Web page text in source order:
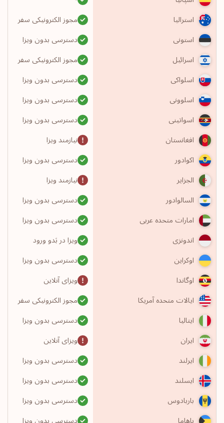
استرالیا
مجوز الکترونیکی سفر
استونی
دسترسی بدون ویزا
اسرائیل
مجوز الکترونیکی سفر
اسلواکی
دسترسی بدون ویزا
اسلوونی
دسترسی بدون ویزا
اسواتینی
دسترسی بدون ویزا
افغانستان
نیازمند ویزا
اکوادور
دسترسی بدون ویزا
الجزایر
نیازمند ویزا
السالوادور
دسترسی بدون ویزا
امارات متحده عربی
دسترسی بدون ویزا
اندونزی
ویزا در بَدو ورود
اوکراین
دسترسی بدون ویزا
اوگاندا
ویزای آنلاین
ایالات متحده آمریکا
مجوز الکترونیکی سفر
ایتالیا
دسترسی بدون ویزا
ایران
ویزای آنلاین
ایرلند
دسترسی بدون ویزا
ایسلند
دسترسی بدون ویزا
باربادوس
دسترسی بدون ویزا